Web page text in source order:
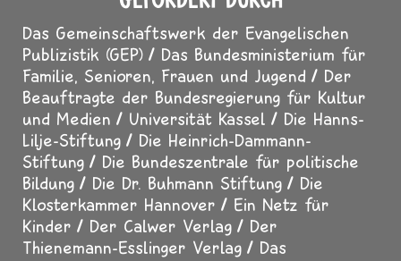
Das Gemeinschaftswerk der Evangelischen
Publizistik (GEP)
Das Bundesministerium für
Familie, Senioren, Frauen und Jugend
Der
Beauftragte der Bundesregierung für Kultur
und Medien
Universität Kassel
Die Hanns-
Lilje-Stiftung
Die Heinrich-Dammann-
Stiftung
Die Bundeszentrale für politische
Bildung
Die Dr. Buhmann Stiftung
Die
Klosterkammer Hannover
Ein Netz für
Kinder
Der Calwer Verlag
Der
Thienemann-Esslinger Verlag
Das